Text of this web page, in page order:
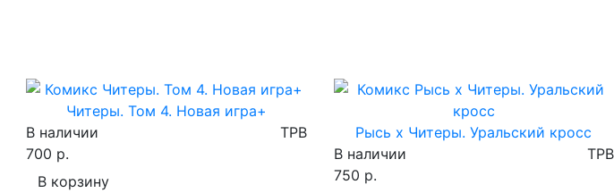
Читеры. Том 4. Новая игра+
В наличии
TPB
700 р.
В корзину
Рысь х Читеры. Уральский кросс
В наличии
TPB
750 р.